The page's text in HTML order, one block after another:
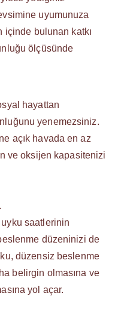
uyumunuza
içinde bulunan katkı
ölçüsünde
hayattan
yenemezsiniz.
açık havada en az
ve oksijen kapasitenizi
saatlerinin
düzeninizi de
düzensiz beslenme
belirgin olmasına ve
yol açar.